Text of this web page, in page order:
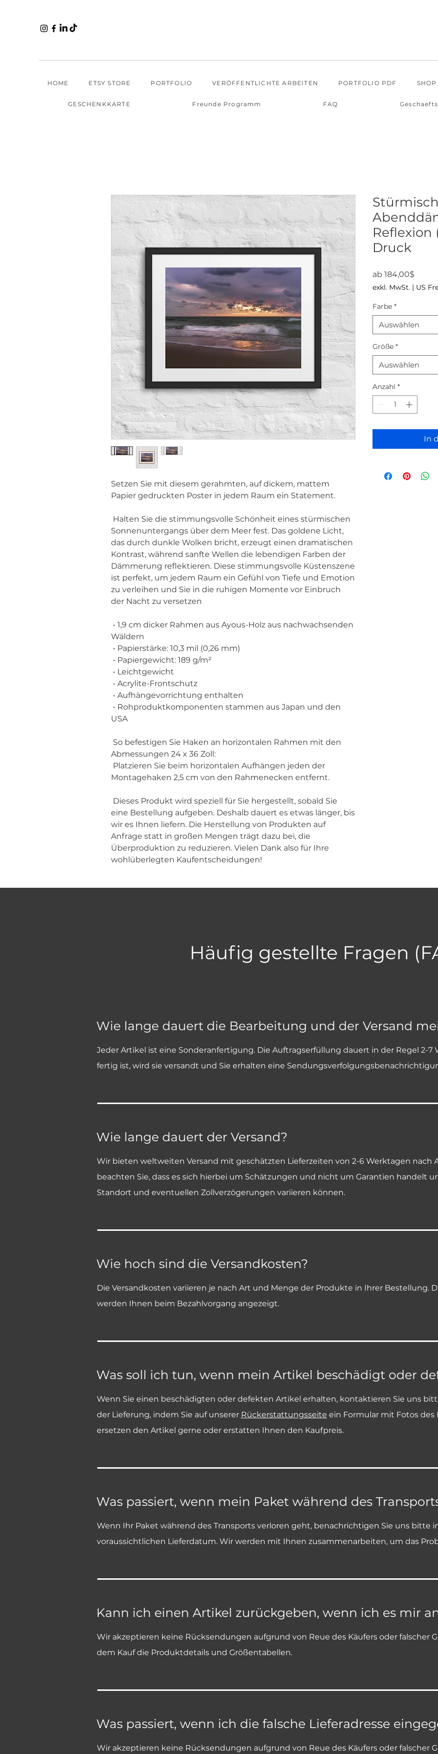
HOME ETSY STORE PORTFOLIO VERÖFFENTLICHTE ARBEITEN PORTFOLIO PDF SHOP
GESCHENKKARTE Freunde Programm FAQ
Setzen Sie mit diesem gerahmten, auf dickem, mattem
Papier gedruckten Poster in jedem Raum ein Statement.
Sonnenuntergangs über dem Meer fest. Das goldene Licht,
das durch dunkle Wolken bricht, erzeugt einen dramatischen
Kontrast, während sanfte Wellen die lebendigen Farben der
Dämmerung reflektieren. Diese stimmungsvolle Küstenszene
ist perfekt, um jedem Raum ein Gefühl von Tiefe und Emotion
zu verleihen und Sie in die ruhigen Momente vor Einbruch
der Nacht zu versetzen
Wäldern
• Papierstärke: 10,3 mil (0,26 mm)
• Papiergewicht: 189 g/m²
• Leichtgewicht
• Acrylite-Frontschutz
• Aufhängevorrichtung enthalten
USA
Abmessungen 24 x 36 Zoll:
Montagehaken 2,5 cm von den Rahmenecken entfernt.
eine Bestellung aufgeben. Deshalb dauert es etwas länger, bis
wir es Ihnen liefern. Die Herstellung von Produkten auf
Anfrage statt in großen Mengen trägt dazu bei, die
Überproduktion zu reduzieren. Vielen Dank also für Ihre
wohlüberlegten Kaufentscheidungen!
Reflexion
Druck
ab 184,00$
exkl. MwSt. | US
Farbe *
Auswählen
Größe *
Auswählen
Anzahl *
In
Häufig gestellte Fragen
Wie lange dauert die Bearbeitung und der Versand
Jeder Artikel ist eine Sonderanfertigung. Die Auftragserfüllung dauert in der Regel 2-7
fertig ist, wird sie versandt und Sie erhalten eine
Wie lange dauert der Versand?
Wir bieten weltweiten Versand mit geschätzten Lieferzeiten von 2-6 Werktagen nach
beachten Sie, dass es sich hierbei um Schätzungen und nicht um Garantien handelt
Standort und eventuellen Zollverzögerungen variieren können.
Wie hoch sind die Versandkosten?
Die Versandkosten variieren je nach Art und Menge der Produkte in Ihrer Bestellung.
werden Ihnen beim Bezahlvorgang angezeigt.
Was soll ich tun, wenn mein Artikel beschädigt oder
Wenn Sie einen beschädigten oder defekten Artikel erhalten, kontaktieren Sie uns
der Lieferung, indem Sie auf unserer Rückerstattungsseite ein Formular mit Fotos des
ersetzen den Artikel gerne oder erstatten Ihnen den Kaufpreis.
Was passiert, wenn mein Paket während des
Wenn Ihr Paket während des Transports verloren geht, benachrichtigen Sie uns bitte
voraussichtlichen Lieferdatum. Wir werden mit Ihnen zusammenarbeiten, um das
Kann ich einen Artikel zurückgeben, wenn ich es mir
Wir akzeptieren keine Rücksendungen aufgrund von Reue des Käufers oder falscher
dem Kauf die Produktdetails und Größentabellen.
Was passiert, wenn ich die falsche Lieferadresse
Wir akzeptieren keine Rücksendungen aufgrund von Reue des Käufers oder falscher